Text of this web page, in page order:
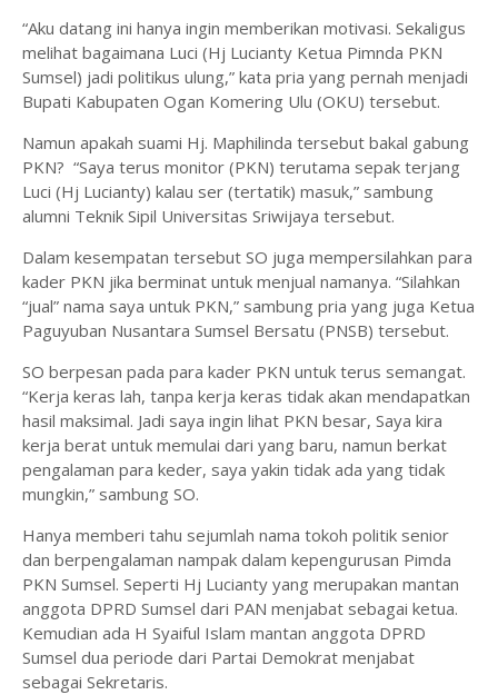
“Aku datang ini hanya ingin memberikan motivasi. Sekaligus
melihat bagaimana Luci (Hj Lucianty Ketua Pimnda PKN
Sumsel) jadi politikus ulung,” kata pria yang pernah menjadi
Bupati Kabupaten Ogan Komering Ulu (OKU) tersebut.
Namun apakah suami Hj. Maphilinda tersebut bakal gabung
PKN? “Saya terus monitor (PKN) terutama sepak terjang
Luci (Hj Lucianty) kalau ser (tertatik) masuk,” sambung
alumni Teknik Sipil Universitas Sriwijaya tersebut.
Dalam kesempatan tersebut SO juga mempersilahkan para
kader PKN jika berminat untuk menjual namanya. “Silahkan
“jual” nama saya untuk PKN,” sambung pria yang juga Ketua
Paguyuban Nusantara Sumsel Bersatu (PNSB) tersebut.
SO berpesan pada para kader PKN untuk terus semangat.
“Kerja keras lah, tanpa kerja keras tidak akan mendapatkan
hasil maksimal. Jadi saya ingin lihat PKN besar, Saya kira
kerja berat untuk memulai dari yang baru, namun berkat
pengalaman para keder, saya yakin tidak ada yang tidak
mungkin,” sambung SO.
Hanya memberi tahu sejumlah nama tokoh politik senior
dan berpengalaman nampak dalam kepengurusan Pimda
PKN Sumsel. Seperti Hj Lucianty yang merupakan mantan
anggota DPRD Sumsel dari PAN menjabat sebagai ketua.
Kemudian ada H Syaiful Islam mantan anggota DPRD
Sumsel dua periode dari Partai Demokrat menjabat
sebagai Sekretaris.